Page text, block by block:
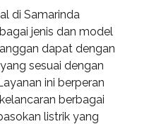
di Samarinda
jenis dan model
dapat dengan
sesuai dengan
ini berperan
berbagai
listrik yang